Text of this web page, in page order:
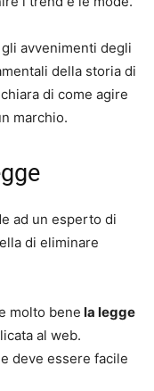
avvenimenti degli
della storia di
di come agire
marchio.
ad un esperto di
di eliminare
molto bene la legge
al web.
deve essere facile